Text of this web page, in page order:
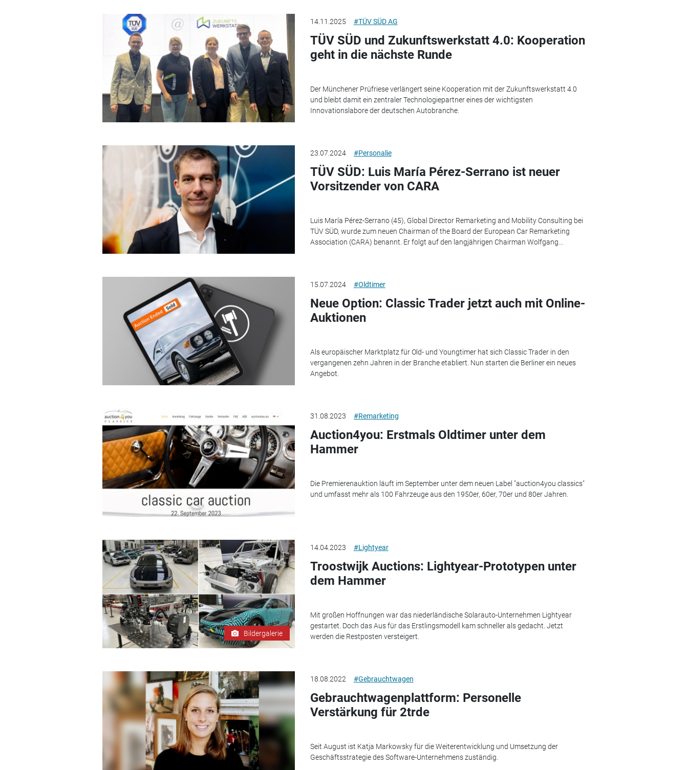
14.11.2025 #TÜV SÜD AG
TÜV SÜD und Zukunftswerkstatt 4.0: Kooperation
geht in die nächste Runde
Der Münchener Prüfriese verlängert seine Kooperation mit der Zukunftswerkstatt 4.0
und bleibt damit ein zentraler Technologiepartner eines der wichtigsten
Innovationslabore der deutschen Autobranche.
23.07.2024 #Personalie
TÜV SÜD: Luis María Pérez-Serrano ist neuer
Vorsitzender von CARA
Luis María Pérez-Serrano (45), Global Director Remarketing and Mobility Consulting bei
TÜV SÜD, wurde zum neuen Chairman of the Board der European Car Remarketing
Association (CARA) benannt. Er folgt auf den langjährigen Chairman Wolfgang...
15.07.2024 #Oldtimer
Neue Option: Classic Trader jetzt auch mit Online-
Auktionen
Als europäischer Marktplatz für Old- und Youngtimer hat sich Classic Trader in den
vergangenen zehn Jahren in der Branche etabliert. Nun starten die Berliner ein neues
Angebot.
31.08.2023 #Remarketing
Auction4you: Erstmals Oldtimer unter dem
Hammer
Die Premierenauktion läuft im September unter dem neuen Label "auction4you classics"
und umfasst mehr als 100 Fahrzeuge aus den 1950er, 60er, 70er und 80er Jahren.
Bildergalerie
14.04.2023 #Lightyear
Troostwijk Auctions: Lightyear-Prototypen unter
dem Hammer
Mit großen Hoffnungen war das niederländische Solarauto-Unternehmen Lightyear
gestartet. Doch das Aus für das Erstlingsmodell kam schneller als gedacht. Jetzt
werden die Restposten versteigert.
18.08.2022 #Gebrauchtwagen
Gebrauchtwagenplattform: Personelle
Verstärkung für 2trde
Seit August ist Katja Markowsky für die Weiterentwicklung und Umsetzung der
Geschäftsstrategie des Software-Unternehmens zuständig.